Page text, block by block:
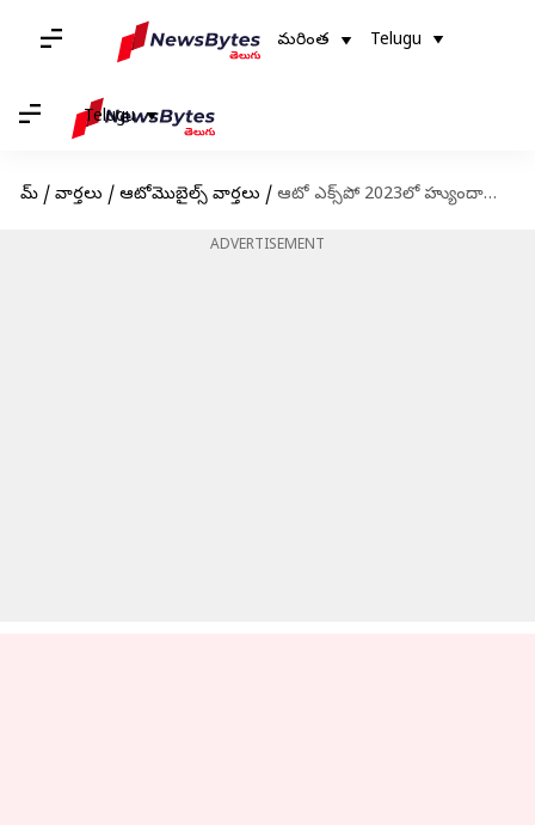
మరింత Telugu
Telugu
హోమ్ / వార్తలు / ఆటోమొబైల్స్ వార్తలు / ఆటో ఎక్స్‌పో 2023లో హ్యుందాయ్ సంస్థ విడుదల చేసిన IONIQ 5
ADVERTISEMENT